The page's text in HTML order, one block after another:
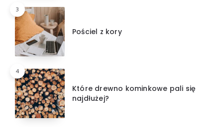
3
Pościel z kory
4
Które drewno kominkowe pali się
najdłużej?